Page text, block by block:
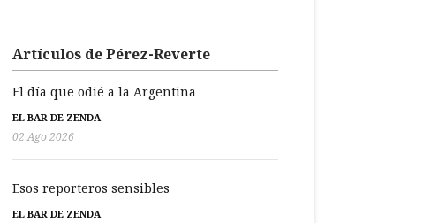
Artículos de Pérez-Reverte
El día que odié a la Argentina
EL BAR DE ZENDA
02 Ago 2026
Esos reporteros sensibles
EL BAR DE ZENDA